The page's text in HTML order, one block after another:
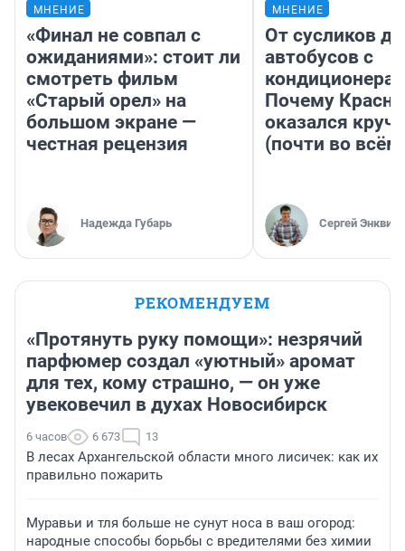
МНЕНИЕ
«Финал не совпал с
ожиданиями»: стоит ли
смотреть фильм
«Старый орел» на
большом экране —
честная рецензия
Надежда Губарь
МНЕНИЕ
От сусликов до
автобусов с
Почему
оказался
(почти во
Сергей Энквист
РЕКОМЕНДУЕМ
«Протянуть руку помощи»: незрячий
парфюмер создал «уютный» аромат
для тех, кому страшно, — он уже
увековечил в духах Новосибирск
6 часов 6 673 13
В лесах Архангельской области много лисичек: как их
правильно пожарить
Муравьи и тля больше не сунут носа в ваш огород:
народные способы борьбы с вредителями без химии